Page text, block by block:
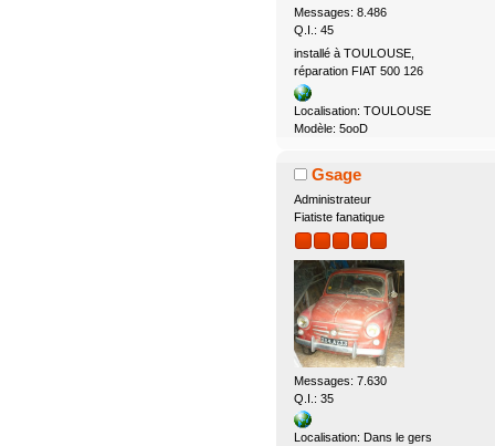
Messages: 8.486
Q.I.: 45
installé à TOULOUSE,
réparation FIAT 500 126
Localisation: TOULOUSE
Modèle: 5ooD
Gsage
Administrateur
Fiatiste fanatique
Messages: 7.630
Q.I.: 35
Localisation: Dans le gers